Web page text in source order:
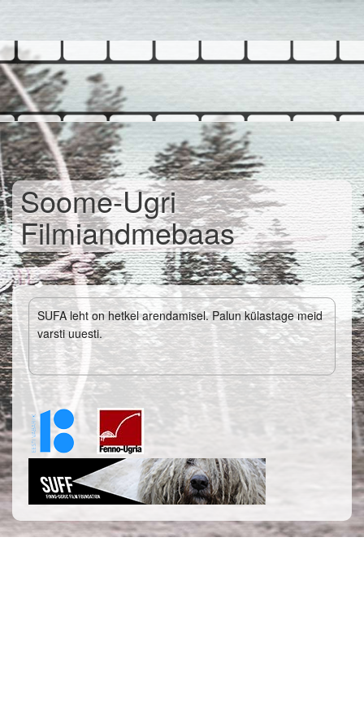
Skip
to
main
content
Soome-Ugri
Filmiandmebaas
SUFA leht on hetkel arendamisel. Palun külastage meid
varsti uuesti.